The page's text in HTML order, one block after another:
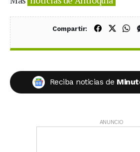
Compartir: Compartir
Reciba noticias de
ANUNCIO